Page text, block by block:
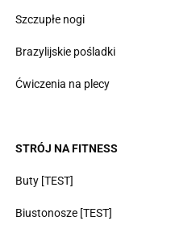
Szczupłe nogi
Brazylijskie pośladki
Ćwiczenia na plecy
STRÓJ NA FITNESS
Buty [TEST]
Biustonosze [TEST]